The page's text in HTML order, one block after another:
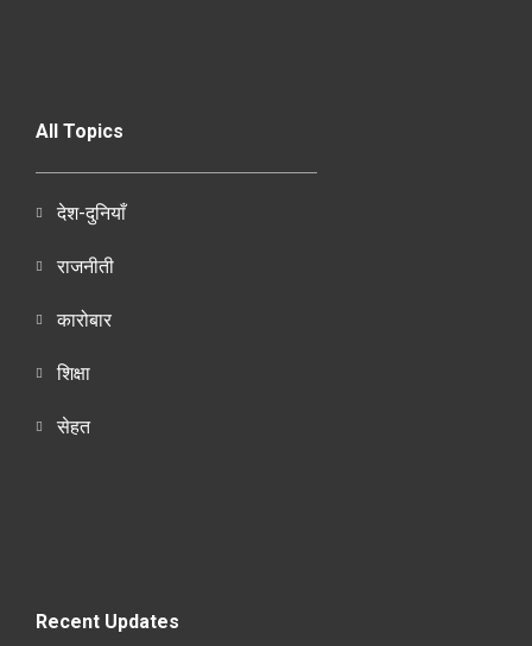
All Topics
देश-दुनियाँ
राजनीती
कारोबार
शिक्षा
सेहत
Recent Updates